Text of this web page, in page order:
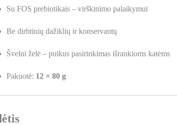
Su FOS prebiotikais – virškinimo palaikymui
Be dirbtinių dažiklių ir konservantų
Švelni želė – puikus pasirinkimas išrankioms katėms
Pakuotė: 12 × 80 g